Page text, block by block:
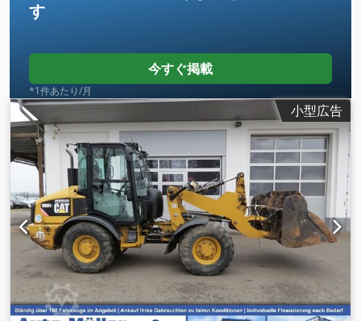
す
今すぐ掲載
*1件あたり/月
小型広告